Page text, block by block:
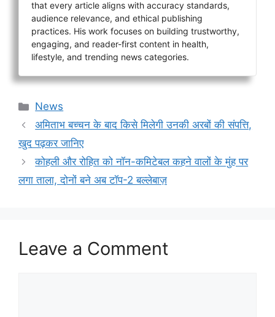
that every article aligns with accuracy standards,
audience relevance, and ethical publishing
practices. His work focuses on building trustworthy,
engaging, and reader-first content in health,
lifestyle, and trending news categories.
Categories
News
अमिताभ बच्चन के बाद किसे मिलेगी उनकी अरबों की संपत्ति,
खुद पढ़कर जानिए
कोहली और रोहित को नॉन-कमिटेबल कहने वालों के मुंह पर
लगा ताला, दोनों बने अब टॉप-2 बल्लेबाज़
Leave a Comment